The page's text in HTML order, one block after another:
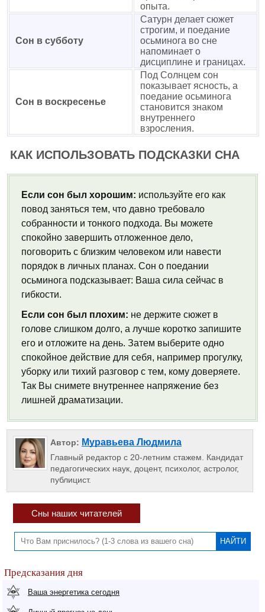
опыта.
Сон в субботу
Сатурн делает сюжет
строгим, и поедание
осьминога во сне
напоминает о
дисциплине и границах.
Сон в воскресенье
Под Солнцем сон
показывает ясность, а
поедание осьминога
становится знаком
внутреннего
взросления.
КАК ИСПОЛЬЗОВАТЬ ПОДСКАЗКИ СНА
Если сон был хорошим: используйте его как
повод заняться тем, что давно требовало
собранности и тонкого подхода. Вы можете
спокойно завершить отложенное дело,
поговорить с близким человеком или навести
порядок в личных планах. Сон о поедании
осьминога подсказывает: Ваша сила сейчас в
гибкости.
Если сон был плохим: не держите сюжет в
голове слишком долго, а лучше коротко запишите
его и отложите на день. Затем выберите одно
спокойное действие для себя, например прогулку,
уборку или тихий разговор с тем, кому доверяете.
Так Вы снимете внутреннее напряжение без
лишней драматизации.
Автор: Муравьева Людмила
Главный редактор с 20-летним стажем. Кандидат
педагогических наук, доцент, психолог, астролог,
публицист.
Сны наших читателей
Предсказания дня
Ваша энергетика сегодня